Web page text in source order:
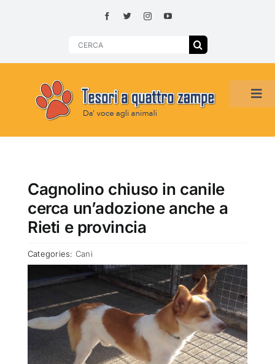
Search
HOME
SMARRITI O DA ADOTTARE
ADOTTATI O RITROVATI
Cagnolino chiuso in canile
cerca un’adozione anche a
Rieti e provincia
Categories: Cani